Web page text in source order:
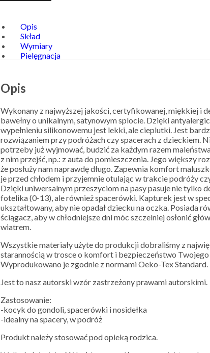
Opis
Skład
Wymiary
Pielęgnacja
Opis
Wykonany z najwyższej jakości, certyfikowanej, miękkiej i
bawełny o unikalnym, satynowym splocie. Dzięki
wypełnieniu silikonowemu jest lekki, ale cieplutki. Jest
rozwiązaniem przy podróżach czy spacerach z dzieckiem.
potrzeby już wyjmować, budzić za każdym razem
z nim przejść, np.: z auta do pomieszczenia. Jego większy
że posłuży nam naprawdę długo. Zapewnia komfort
je przed chłodem i przyjemnie otulając w trakcie podróży
Dzięki uniwersalnym przeszyciom na pasy pasuje nie tylko
fotelika (0-13), ale również spacerówki. Kapturek jest w
ukształtowany, aby nie opadał dziecku na oczka. Posiada
ściągacz, aby w chłodniejsze dni móc szczelniej osłonić
wiatrem.
Wszystkie materiały użyte do produkcji dobraliśmy z
starannością w trosce o komfort i bezpieczeństwo Twojego
Wyprodukowano je zgodnie z normami Oeko-Tex Standard.
Jest to nasz autorski wzór zastrzeżony prawami autorskimi.
Zastosowanie:
-kocyk do gondoli, spacerówki i nosidełka
-idealny na spacery, w podróż
Produkt należy stosować pod opieką rodzica.